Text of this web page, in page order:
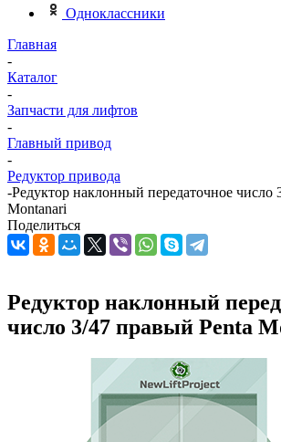
Одноклассники
Главная
-
Каталог
-
Запчасти для лифтов
-
Главный привод
-
Редуктор привода
-Редуктор наклонный передаточное число
Montanari
Поделиться
Редуктор наклонный
число 3/47 правый Penta